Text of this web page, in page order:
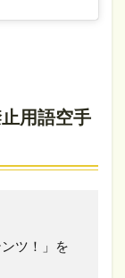
用語空手
ツ！」を